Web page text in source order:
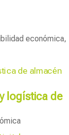
económica,
logística de